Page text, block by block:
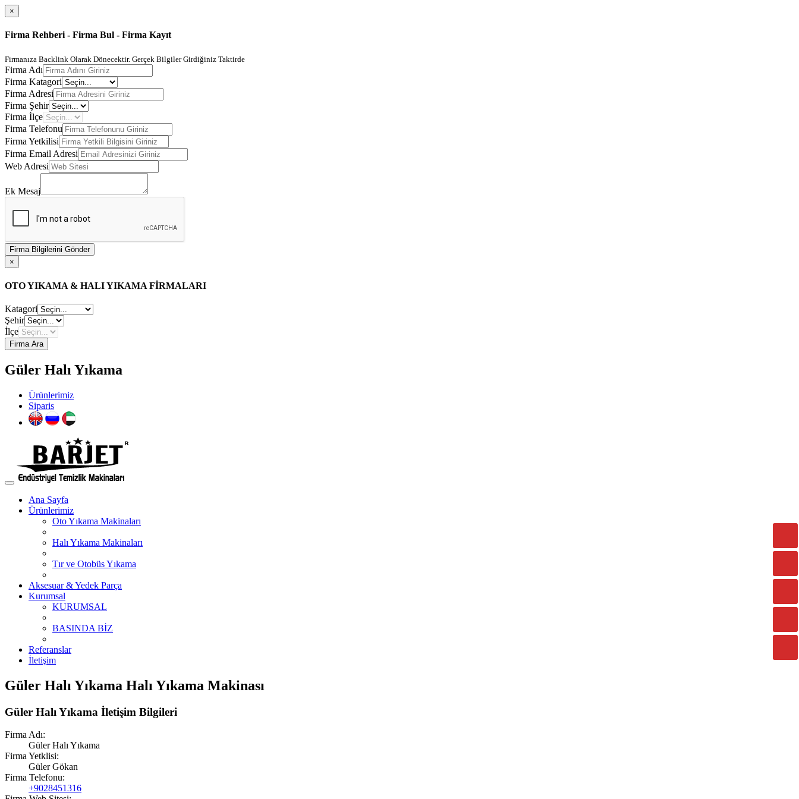
×
Firma Rehberi - Firma Bul - Firma Kayıt
Firmanıza Backlink Olarak Dönecektir. Gerçek Bilgiler Girdiğiniz Taktirde
Firma Adı
Firma Katagori
Firma Adresi
Firma Şehir
Firma İlçe
Firma Telefonu
Firma Yetkilisi
Firma Email Adresi
Web Adresi
Ek Mesaj
Firma Bilgilerini Gönder
×
OTO YIKAMA & HALI YIKAMA FİRMALARI
Katagori
Şehir
İlçe
Firma Ara
Güler Halı Yıkama
Ürünlerimiz
Siparis
Ana Sayfa
Ürünlerimiz
Oto Yıkama Makinaları
Halı Yıkama Makinaları
Tır ve Otobüs Yıkama
Aksesuar & Yedek Parça
Kurumsal
KURUMSAL
BASINDA BİZ
Referanslar
İletişim
Güler Halı Yıkama Halı Yıkama Makinası
Güler Halı Yıkama İletişim Bilgileri
Firma Adı:
Güler Halı Yıkama
Firma Yetklisi:
Güler Gökan
Firma Telefonu:
+9028451316